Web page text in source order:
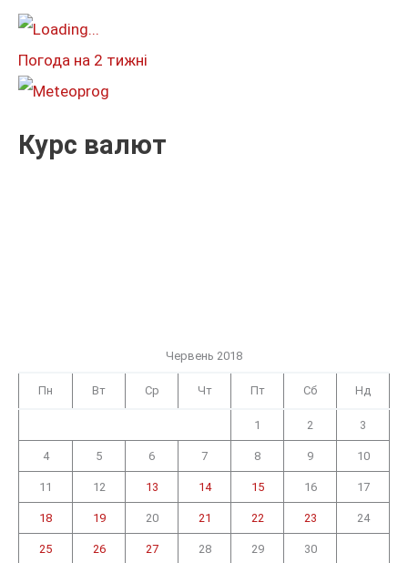
т
:
Погода на 2 тижні
Курс валют
Червень 2018
Пн Вт Ср Чт Пт Сб Нд
1 2 3
4 5 6 7 8 9 10
11 12 13 14 15 16 17
18 19 20 21 22 23 24
25 26 27 28 29 30